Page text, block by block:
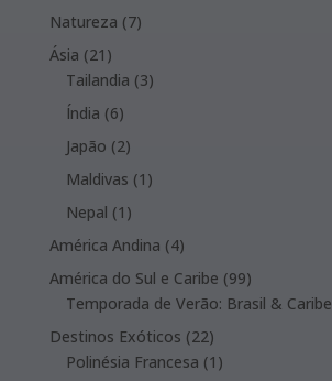
Natureza 77
Ásia 21 21
products
Tailandia 33
Índia 66
products
Japão 22
products
Maldivas 1 1
Nepal 1 1
product
América Andina 44
products
América do Sul e Caribe 9999
products
Temporada de Verão: Brasil & Caribe
Destinos Exóticos 2222
products
Polinésia Francesa 1 1